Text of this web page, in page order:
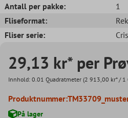
Antall per pakke:
1
Fliseformat:
Fliser serie:
29,13 kr* per
Innhold: 0.01 Quadratmeter (2 913,00 kr* / 1
Produktnummer:
På lager